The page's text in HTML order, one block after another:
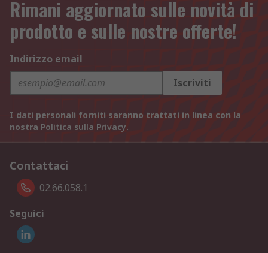
Rimani aggiornato sulle novità di
prodotto e sulle nostre offerte!
Indirizzo email
Iscriviti
I dati personali forniti saranno trattati in linea con la
nostra Politica sulla Privacy.
Contattaci
02.66.058.1
Seguici